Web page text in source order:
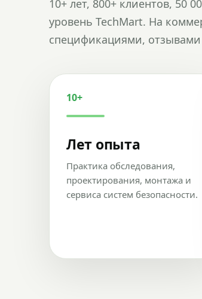
10+ лет, 800+ клиентов, 50
уровень TechMart. На
спецификациями,
10+
Лет опыта
Практика обследования,
проектирования, монтажа и
сервиса систем безопасности.